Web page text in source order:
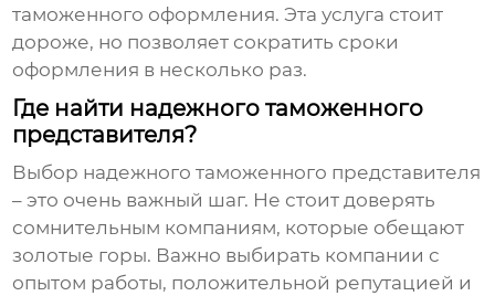
таможенного оформления. Эта услуга стоит
дороже, но позволяет сократить сроки
оформления в несколько раз.
Где найти надежного таможенного
представителя?
Выбор надежного таможенного представителя
– это очень важный шаг. Не стоит доверять
сомнительным компаниям, которые обещают
золотые горы. Важно выбирать компании с
опытом работы, положительной репутацией и